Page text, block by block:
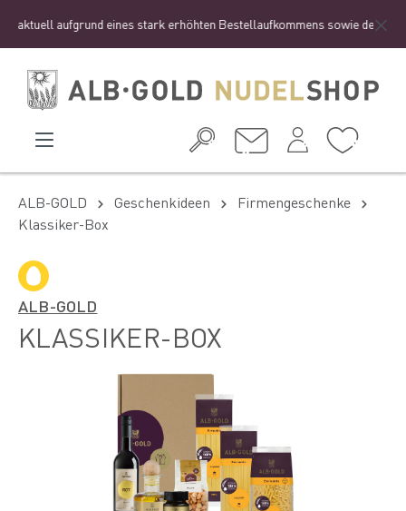
aufgrund eines stark erhöhten Bestellaufkommens sowie der
ALB-GOLD Geschenkideen
Firmengeschenke
Klassiker-Box
ALB-GOLD
KLASSIKER-BOX